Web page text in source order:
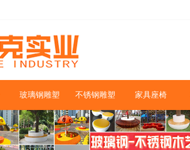
玻璃钢雕塑 不锈钢雕塑 家具座椅